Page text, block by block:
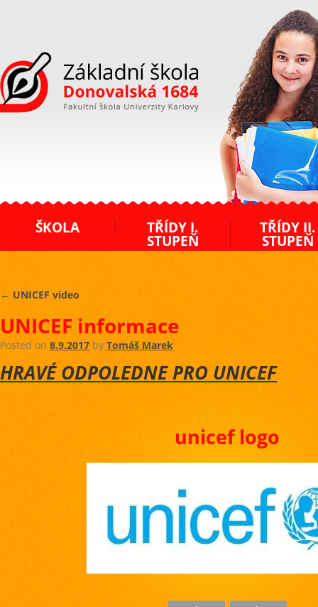
ZŠ Donovalská
ŠKOLA TŘÍDY I.
STUPEŇ
TŘÍDY II.
STUPEŇ
← UNICEF video
UNICEF informace
Posted on 8.9.2017 by Tomáš Marek
HRAVÉ ODPOLEDNE PRO UNICEF
unicef logo